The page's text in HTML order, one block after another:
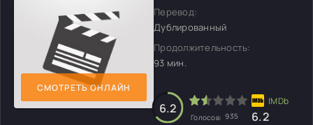
СМОТРЕТЬ ОНЛАЙН
Перевод:
Дублированный
Продолжительность:
93 мин.
6.2
Голосов: 935 6.2